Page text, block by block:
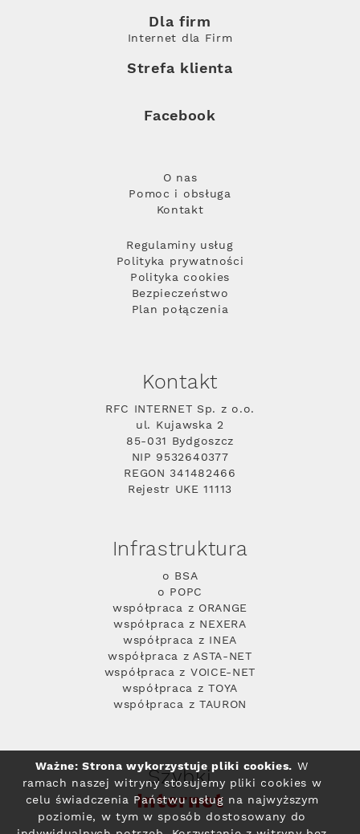
Dla firm
Internet dla Firm
Strefa klienta
Facebook
O nas
Pomoc i obsługa
Kontakt
Regulaminy usług
Polityka prywatności
Polityka cookies
Bezpieczeństwo
Plan połączenia
Kontakt
RFC INTERNET Sp. z o.o.
ul. Kujawska 2
85-031 Bydgoszcz
NIP 9532640377
REGON 341482466
Rejestr UKE 11113
Infrastruktura
o BSA
o POPC
współpraca z ORANGE
współpraca z NEXERA
współpraca z INEA
współpraca z ASTA-NET
współpraca z VOICE-NET
współpraca z TOYA
współpraca z TAURON
Szybki
Internet
Ważne: Strona wykorzystuje pliki cookies. W
ramach naszej witryny stosujemy pliki cookies w
celu świadczenia Państwu usług na najwyższym
poziomie, w tym w sposób dostosowany do